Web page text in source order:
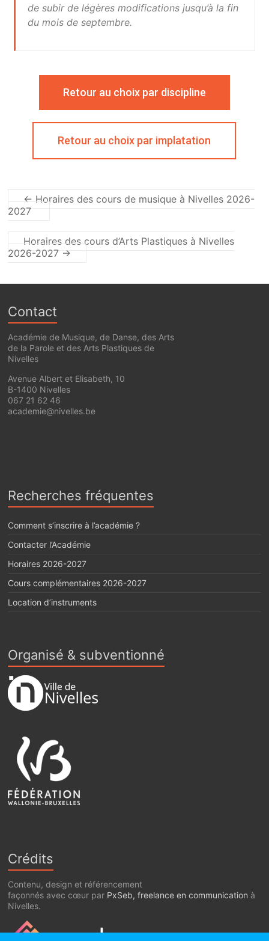
de subir de légères modifications jusqu’à la fin
du mois de septembre.
Retour au choix par discipline
Retour au choix par implatation
← Horaires des cours de musique à Nivelles 2026-
2027
Horaires des cours d’Arts Plastiques à Nivelles
2026-2027 →
Contact
Académie de Musique, de Danse, des Arts
de la Parole et des Arts Plastiques de
Nivelles
Avenue Albert et Elisabeth, 10
B-1400 Nivelles
067 21 62 46
academie@nivelles.be
Recherches fréquentes
Comment s’inscrire à l’académie ?
Contacter l’Académie
Horaires 2026-2027
Cours complémentaires 2026-2027
Location d’instruments
Organisé & subventionné
Crédits
Contenu, design et référencement
façonnés avec cœur par PxSeb, freelance en communication à
Nivelles.